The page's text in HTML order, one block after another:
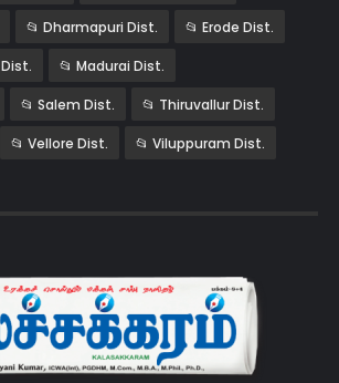
📂 Dharmapuri Dist. 📂 Erode Dist.
📂 Madurai Dist.
📂 Salem Dist. 📂 Thiruvallur Dist.
📂 Vellore Dist. 📂 Viluppuram Dist.